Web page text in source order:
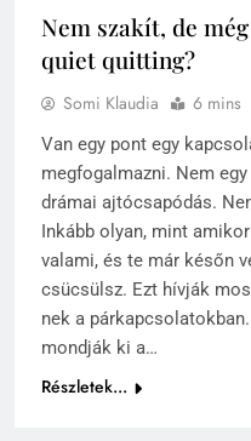
Nem szakít, de
quiet quitting?
Somi Klaudia 6 mins
Van egy pont egy
megfogalmazni. Nem
drámai ajtócsapódás.
Inkább olyan, mint
valami, és te már későn
csücsülsz. Ezt hívják
nek a
mondják ki a…
Részletek...